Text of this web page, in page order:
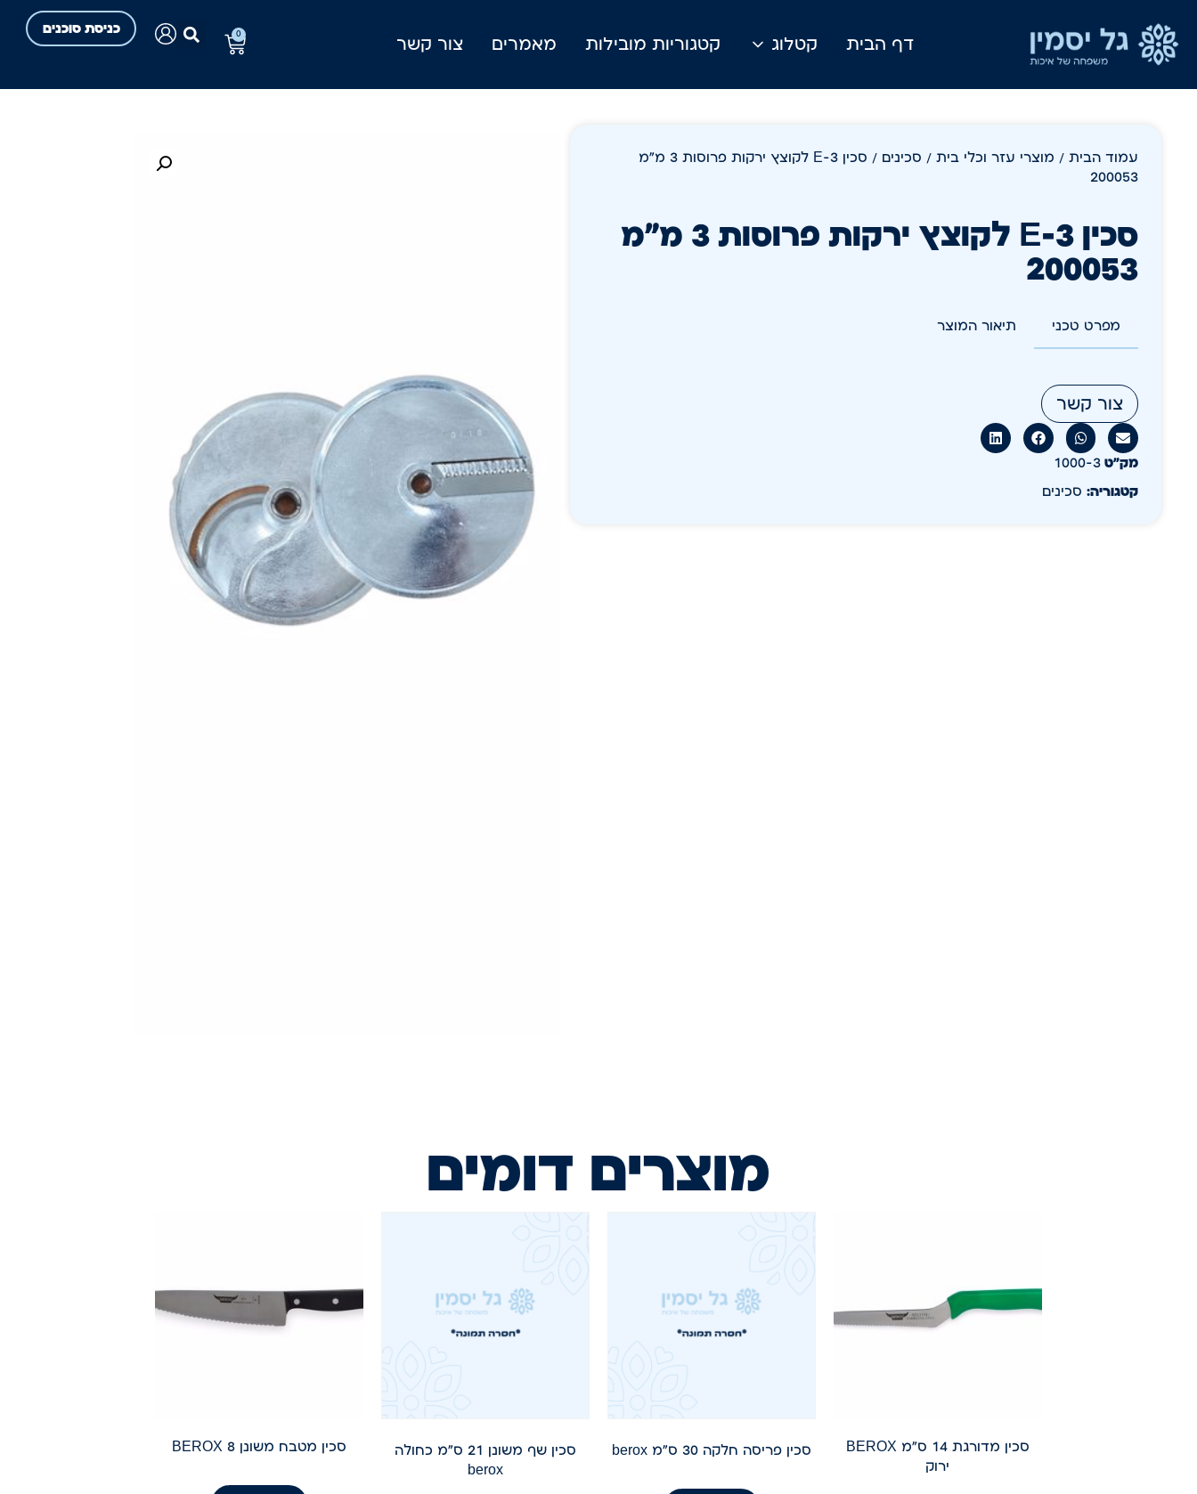
דף הבית קטלוג קטגוריות מובילות מאמרים צור קשר
כניסת סוכנים 0
עמוד הבית / מוצרי עזר וכלי בית / סכינים
/ סכין E-3 לקוצץ ירקות פרוסות 3 מ"מ
200053
סכין E-3 לקוצץ ירקות פרוסות 3 מ"מ
200053
מפרט טכני תיאור המוצר
צור קשר
מק״ט 1000-3
קטגוריה: סכינים
מוצרים דומים
סכין מדורגת 14 ס"מ BEROX
ירוק
סכין פריסה חלקה 30 ס"מ berox
סכין שף משונן 21 ס"מ כחולה
berox
סכין מטבח משונן 8 BEROX